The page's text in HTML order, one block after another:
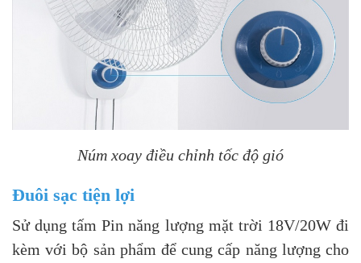
Núm xoay điều chỉnh tốc độ gió
Đuôi sạc tiện lợi
Sử dụng tấm Pin năng lượng mặt trời 18V/20W đi
kèm với bộ sản phẩm để cung cấp năng lượng cho